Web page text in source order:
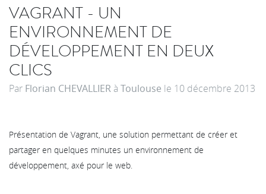
VAGRANT - UN
ENVIRONNEMENT DE
DÉVELOPPEMENT EN DEUX
CLICS
Par Florian CHEVALLIER à Toulouse le 10 décembre 2013
Présentation de Vagrant, une solution permettant de créer et
partager en quelques minutes un environnement de
développement, axé pour le web.